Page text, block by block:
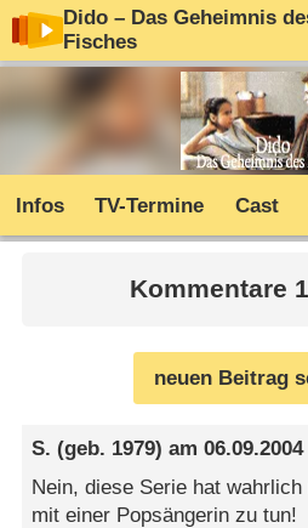
Dido – Das Geheimnis
Fisches
Infos TV-Termine Cast
Kommentare
neuen Beitrag
S. (geb. 1979) am06.09.2004
Nein, diese Serie hat wahrlich
mit einer Popsängerin zu tun!